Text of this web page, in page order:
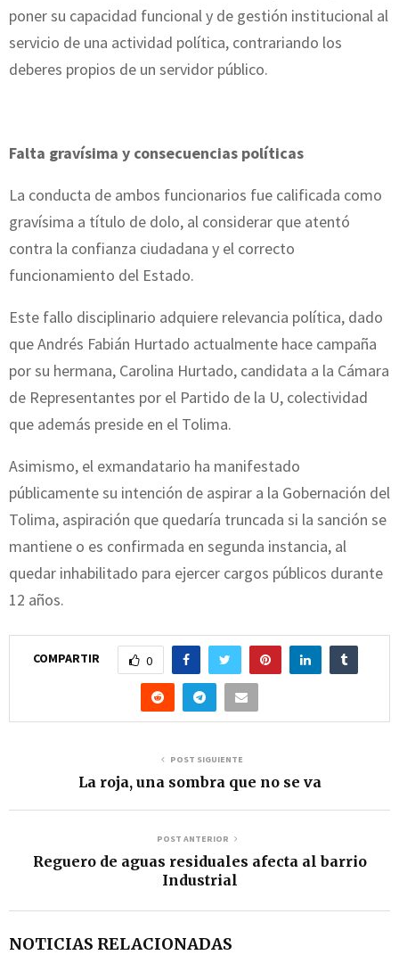
poner su capacidad funcional y de gestión institucional al
servicio de una actividad política, contrariando los
deberes propios de un servidor público.
Falta gravísima y consecuencias políticas
La conducta de ambos funcionarios fue calificada como
gravísima a título de dolo, al considerar que atentó
contra la confianza ciudadana y el correcto
funcionamiento del Estado.
Este fallo disciplinario adquiere relevancia política, dado
que Andrés Fabián Hurtado actualmente hace campaña
por su hermana, Carolina Hurtado, candidata a la Cámara
de Representantes por el Partido de la U, colectividad
que además preside en el Tolima.
Asimismo, el exmandatario ha manifestado
públicamente su intención de aspirar a la Gobernación del
Tolima, aspiración que quedaría truncada si la sanción se
mantiene o es confirmada en segunda instancia, al
quedar inhabilitado para ejercer cargos públicos durante
12 años.
COMPARTIR 0
POST SIGUIENTE
La roja, una sombra que no se va
POST ANTERIOR
Reguero de aguas residuales afecta al barrio
Industrial
NOTICIAS RELACIONADAS